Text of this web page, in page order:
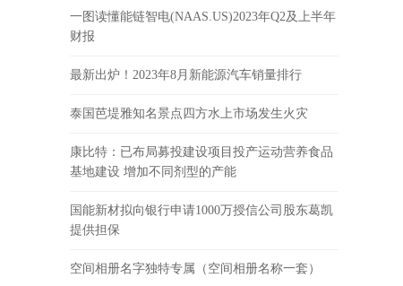
一图读懂能链智电(NAAS.US)2023年Q2及上半年
财报
最新出炉！2023年8月新能源汽车销量排行
泰国芭堤雅知名景点四方水上市场发生火灾
康比特：已布局募投建设项目投产运动营养食品
基地建设 增加不同剂型的产能
国能新材拟向银行申请1000万授信公司股东葛凯
提供担保
空间相册名字独特专属（空间相册名称一套）